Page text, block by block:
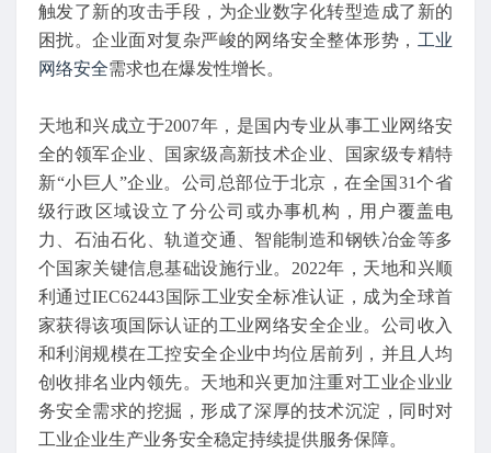
触发了新的攻击手段，为企业数字化转型造成了新的
困扰。企业面对复杂严峻的网络安全整体形势， 工业
网络安全需求也在爆发性增长。
天地和兴成立于2007年，是国内专业从事工业网络安
全的领军企业、国家级高新技术企业、国家级专精特
新“小巨人”企业。公司总部位于北京，在全国31个省
级行政区域设立了分公司或办事机构，用户覆盖电
力、石油石化、轨道交通、智能制造和钢铁冶金等多
个国家关键信息基础设施行业。2022年，天地和兴顺
利通过IEC62443国际工业安全标准认证，成为全球首
家获得该项国际认证的工业网络安全企业。公司收入
和利润规模在工控安全企业中均位居前列，并且人均
创收排名业内领先。天地和兴更加注重对工业企业业
务安全需求的挖掘，形成了深厚的技术沉淀，同时对
工业企业生产业务安全稳定持续提供服务保障。